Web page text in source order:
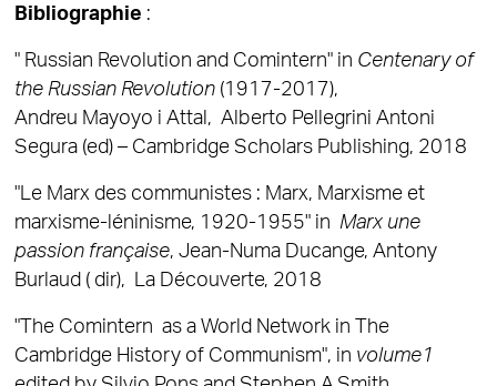
Bibliographie :
" Russian Revolution and Comintern" in Centenary of
the Russian Revolution(1917-2017),
Andreu Mayoyo i Attal, Alberto Pellegrini Antoni
Segura (ed) – Cambridge Scholars Publishing, 2018
"Le Marx des communistes : Marx, Marxisme et
marxisme-léninisme, 1920-1955" in Marx une
passion française, Jean-Numa Ducange, Antony
Burlaud ( dir), La Découverte, 2018
"The Comintern as a World Network in The
Cambridge History of Communism", in volume1